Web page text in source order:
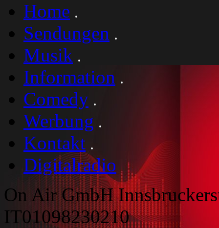
Home
Sendungen
Musik
Information
Comedy
Werbung
Kontakt
Digitalradio
On Air GmbH
IT01098230210